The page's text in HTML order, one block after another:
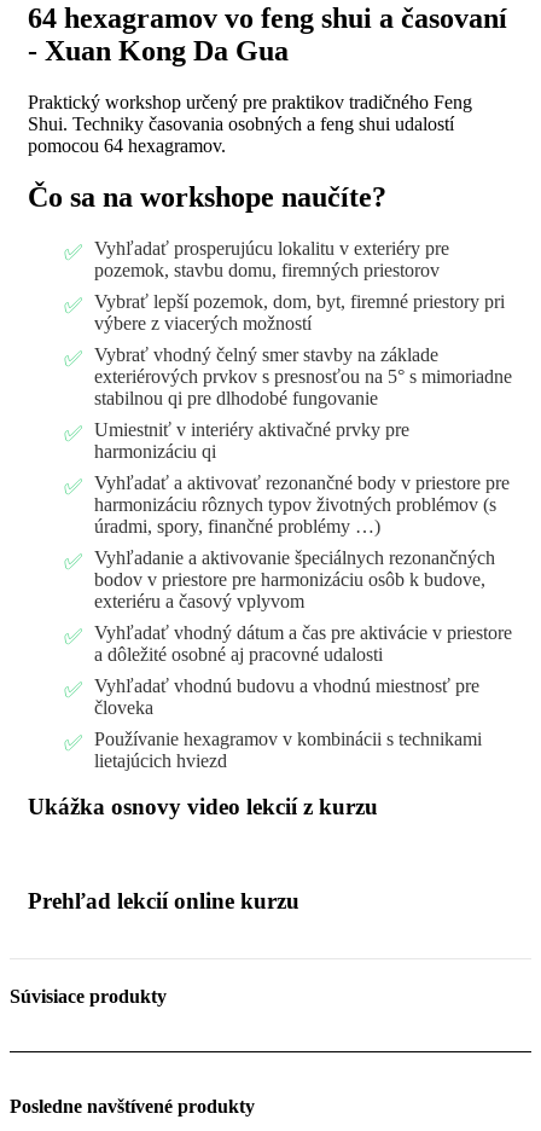
64 hexagramov vo feng shui a časovaní
- Xuan Kong Da Gua
Praktický workshop určený pre praktikov tradičného Feng
Shui. Techniky časovania osobných a feng shui udalostí
pomocou 64 hexagramov.
Čo sa na workshope naučíte?
Vyhľadať prosperujúcu lokalitu v exteriéry pre
pozemok, stavbu domu, firemných priestorov
Vybrať lepší pozemok, dom, byt, firemné priestory pri
výbere z viacerých možností
Vybrať vhodný čelný smer stavby na základe
exteriérových prvkov s presnosťou na 5° s mimoriadne
stabilnou qi pre dlhodobé fungovanie
Umiestniť v interiéry aktivačné prvky pre
harmonizáciu qi
Vyhľadať a aktivovať rezonančné body v priestore pre
harmonizáciu rôznych typov životných problémov (s
úradmi, spory, finančné problémy …)
Vyhľadanie a aktivovanie špeciálnych rezonančných
bodov v priestore pre harmonizáciu osôb k budove,
exteriéru a časový vplyvom
Vyhľadať vhodný dátum a čas pre aktivácie v priestore
a dôležité osobné aj pracovné udalosti
Vyhľadať vhodnú budovu a vhodnú miestnosť pre
človeka
Používanie hexagramov v kombinácii s technikami
lietajúcich hviezd
Ukážka osnovy video lekcií z kurzu
Prehľad lekcií online kurzu
Súvisiace produkty
Posledne navštívené produkty